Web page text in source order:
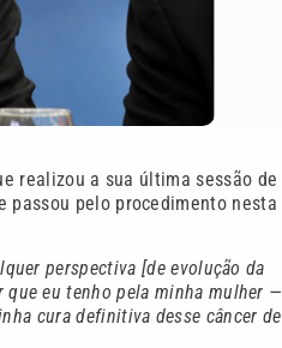
realizou a sua última sessão de
passou pelo procedimento nesta
perspectiva [de evolução da
que eu tenho pela minha mulher —
cura definitiva desse câncer de